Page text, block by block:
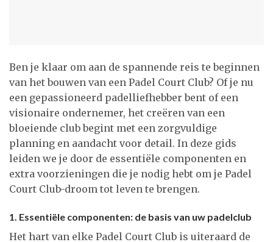
Ben je klaar om aan de spannende reis te beginnen
van het bouwen van een Padel Court Club? Of je nu
een gepassioneerd padelliefhebber bent of een
visionaire ondernemer, het creëren van een
bloeiende club begint met een zorgvuldige
planning en aandacht voor detail. In deze gids
leiden we je door de essentiële componenten en
extra voorzieningen die je nodig hebt om je Padel
Court Club-droom tot leven te brengen.
1. Essentiële componenten: de basis van uw padelclub
Het hart van elke Padel Court Club is uiteraard de